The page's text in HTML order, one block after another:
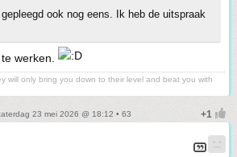
ook nog eens. Ik heb de uitspraak
werken.
will only bring you down to their level and beat you with
23 mei 2026 @ 18:12 • 63